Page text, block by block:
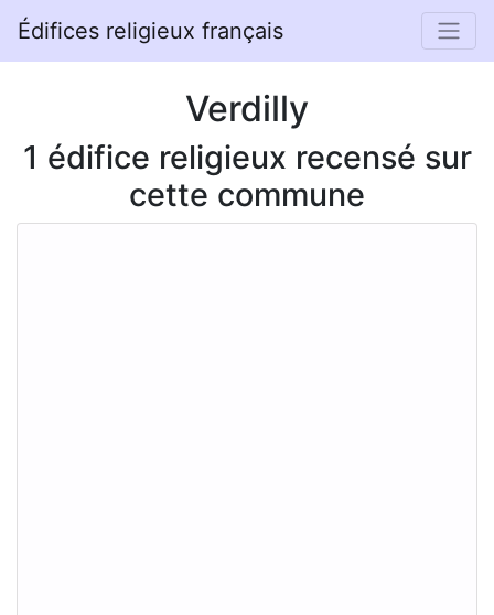
Édifices religieux français
Verdilly
1 édifice religieux recensé sur
cette commune